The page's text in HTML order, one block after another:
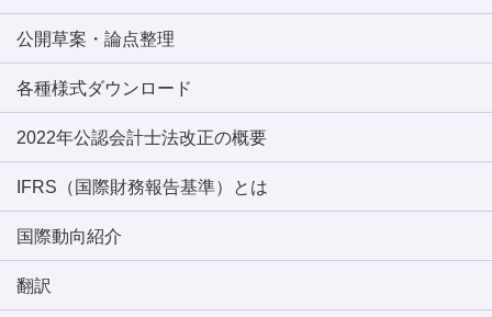
公開草案・論点整理
各種様式ダウンロード
2022年公認会計士法改正の概要
IFRS（国際財務報告基準）とは
国際動向紹介
翻訳